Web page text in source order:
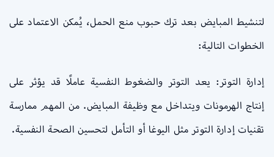
لتنشيط المبايض بعد ترك حبوب منع الحمل، يُمكن الاعتماد على
الخطوات التالية:
إدارة التوتر: يعد التوتر والضغوط النفسية عاملًا قد يؤثر على
إنتاج الهرمونات ويتداخل مع وظيفة المبايض. من المهم ممارسة
تقنيات إدارة التوتر مثل اليوغا أو التأمل لتحسين الصحة النفسية.